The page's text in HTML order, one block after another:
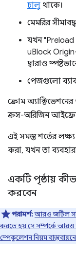
চালু থাকে।
মেমরির
যখন "Preload
uBlock
দ্বারাও
পেজগুলো
ক্রোম
ক্রস-অরিজিন
এই সমস্ত শর্তের
করা, যখন তা
একটি পৃষ্ঠায়
করবেন
পরামর্শ:আরও জটিল
করতে হয় সে সম্পর্কে
স্পেকুলেশন নিয়ম